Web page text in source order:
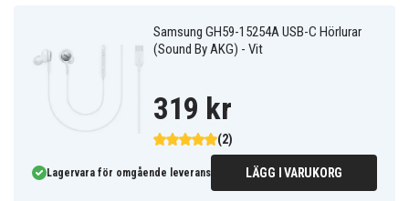
Samsung GH59-15254A USB-C Hörlurar
(Sound By AKG) - Vit
(2)
319 kr
Lagervara för omgående leverans LÄGG I VARUKORG